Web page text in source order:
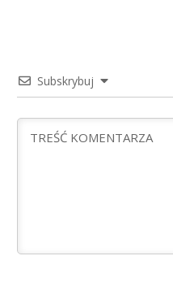
Subskrybuj